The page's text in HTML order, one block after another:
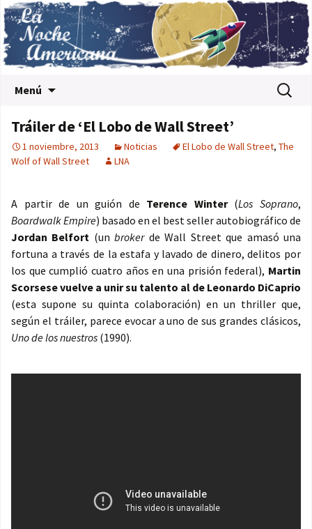
Menú Buscar:
Tráiler de ‘El Lobo de Wall Street’
1 noviembre, 2013 Noticias El Lobo de Wall Street, The
Wolf of Wall Street
LNA
A partir de un guión de Terence Winter(Los Soprano,
Boardwalk Empire) basado en el best seller autobiográfico de
Jordan Belfort (unbrokerde Wall Street que amasó una
fortuna a través de la estafa y lavado de dinero, delitos por
los que cumplió cuatro años en una prisión federal), Martin
Scorsese vuelve a unir su talento al de Leonardo DiCaprio
(esta supone su quinta colaboración) en un thriller que,
según el tráiler, parece evocar a uno de sus grandes clásicos,
Uno de los nuestros (1990).